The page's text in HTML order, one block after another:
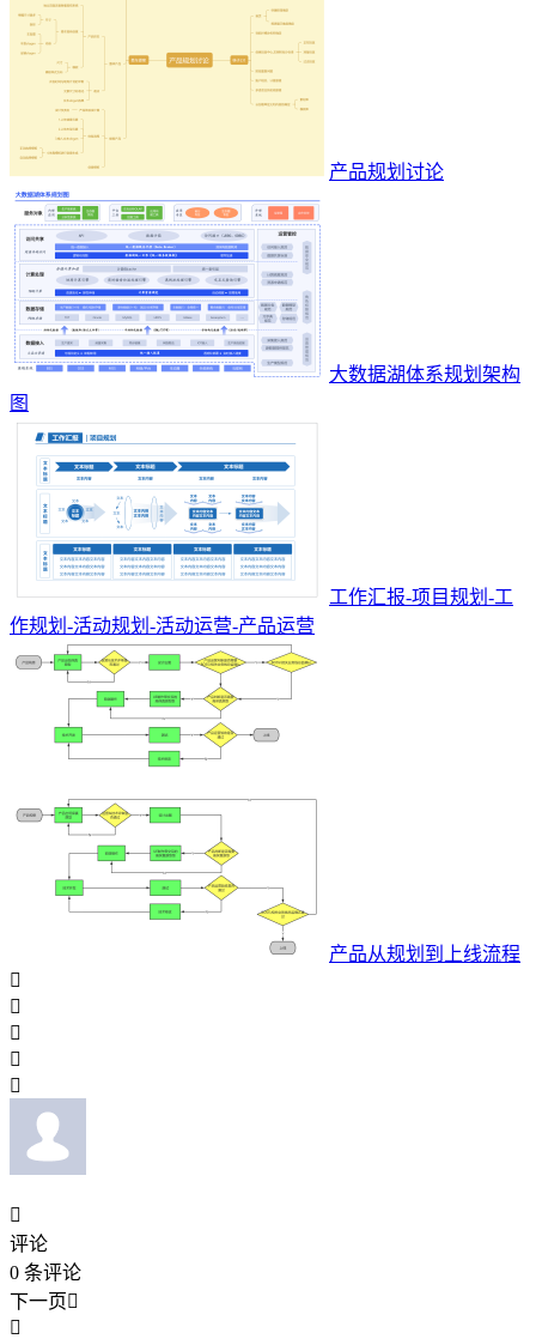
产品规划讨论
大数据湖体系规划架构
图
工作汇报-项目规划-工
作规划-活动规划-活动运营-产品运营
产品从规划到上线流程






评论
0 条评论
下一页
